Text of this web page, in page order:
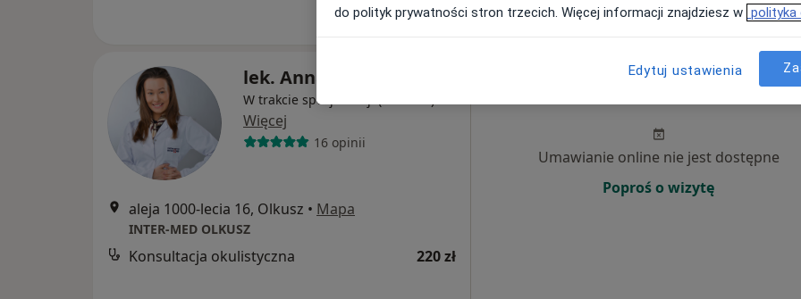
lek. Anna Martyka
W trakcie specjalizacji (Okulista)
Więcej
16 opinii
aleja 1000-lecia 16, Olkusz • Mapa
INTER-MED OLKUSZ
Konsultacja okulistyczna 220 zł
Jutro Sob, Ndz,
Umawianie online nie jest dostępne
Poproś o wizytę
do polityk prywatności stron trzecich. Więcej informacji znajdziesz w polityka
Edytuj ustawienia